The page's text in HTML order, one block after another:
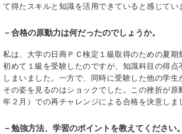
て得たスキルと知識を活用できていると感じてい
－合格の原動力は何だったのでしょうか。
私は、大学の日商ＰＣ検定１級取得のための夏期
初めて１級を受験したのですが、知識科目の得点
しまいました。一方で、同時に受験した他の学生
その姿を見るのはショックでした。この挫折が原
年２月）での再チャレンジによる合格を決意しま
－勉強方法、学習のポイントを教えてください。